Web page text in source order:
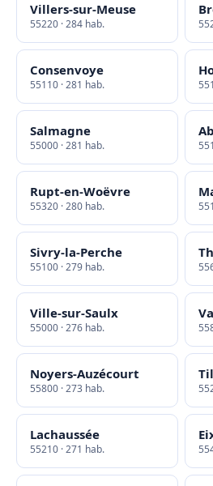
Villers-sur-Meuse
55220 · 284 hab.
Consenvoye
55110 · 281 hab.
Salmagne
55000 · 281 hab.
Rupt-en-Woëvre
55320 · 280 hab.
Sivry-la-Perche
55100 · 279 hab.
Ville-sur-Saulx
55000 · 276 hab.
Noyers-Auzécourt
55800 · 273 hab.
Lachaussée
55210 · 271 hab.